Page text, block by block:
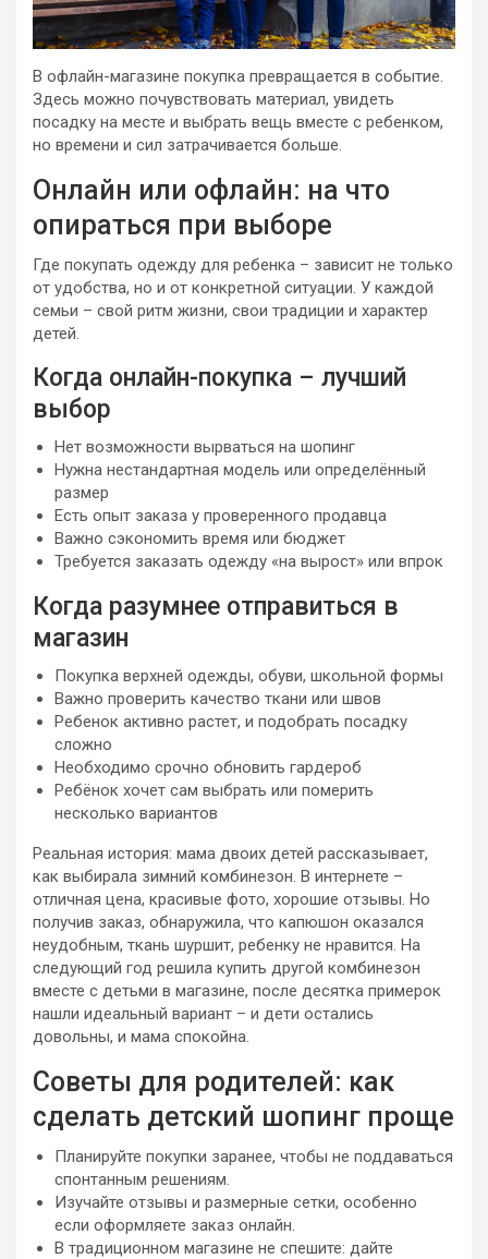
В офлайн-магазине покупка превращается в событие.
Здесь можно почувствовать материал, увидеть
посадку на месте и выбрать вещь вместе с ребенком,
но времени и сил затрачивается больше.
Онлайн или офлайн: на что
опираться при выборе
Где покупать одежду для ребенка – зависит не только
от удобства, но и от конкретной ситуации. У каждой
семьи – свой ритм жизни, свои традиции и характер
детей.
Когда онлайн-покупка – лучший
выбор
Нет возможности вырваться на шопинг
Нужна нестандартная модель или определённый
размер
Есть опыт заказа у проверенного продавца
Важно сэкономить время или бюджет
Требуется заказать одежду «на вырост» или впрок
Когда разумнее отправиться в
магазин
Покупка верхней одежды, обуви, школьной формы
Важно проверить качество ткани или швов
Ребенок активно растет, и подобрать посадку
сложно
Необходимо срочно обновить гардероб
Ребёнок хочет сам выбрать или померить
несколько вариантов
Реальная история: мама двоих детей рассказывает,
как выбирала зимний комбинезон. В интернете –
отличная цена, красивые фото, хорошие отзывы. Но
получив заказ, обнаружила, что капюшон оказался
неудобным, ткань шуршит, ребенку не нравится. На
следующий год решила купить другой комбинезон
вместе с детьми в магазине, после десятка примерок
нашли идеальный вариант – и дети остались
довольны, и мама спокойна.
Советы для родителей: как
сделать детский шопинг проще
Планируйте покупки заранее, чтобы не поддаваться
спонтанным решениям.
Изучайте отзывы и размерные сетки, особенно
если оформляете заказ онлайн.
В традиционном магазине не спешите: дайте